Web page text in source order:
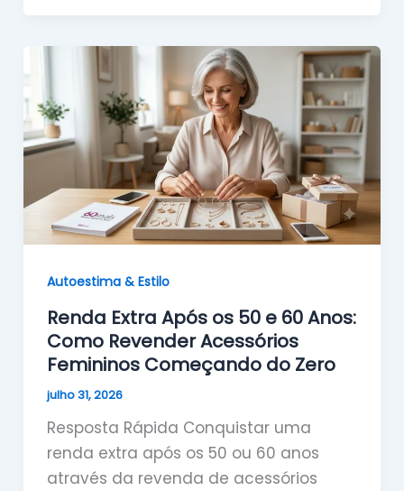
Autoestima & Estilo
Renda Extra Após os 50 e 60 Anos:
Como Revender Acessórios
Femininos Começando do Zero
julho 31, 2026
Resposta Rápida Conquistar uma
renda extra após os 50 ou 60 anos
através da revenda de acessórios